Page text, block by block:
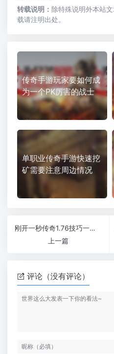
转载说明： 除特殊说明外本站
载请注明出处。
传奇手游玩家要如何成
为一个PK厉害的战士
单职业传奇手游快速挖
矿需要注意周边情况
刚开一秒传奇1.76技巧一般玩家都可以选择哪些方法
上一篇
评论（没有评论）